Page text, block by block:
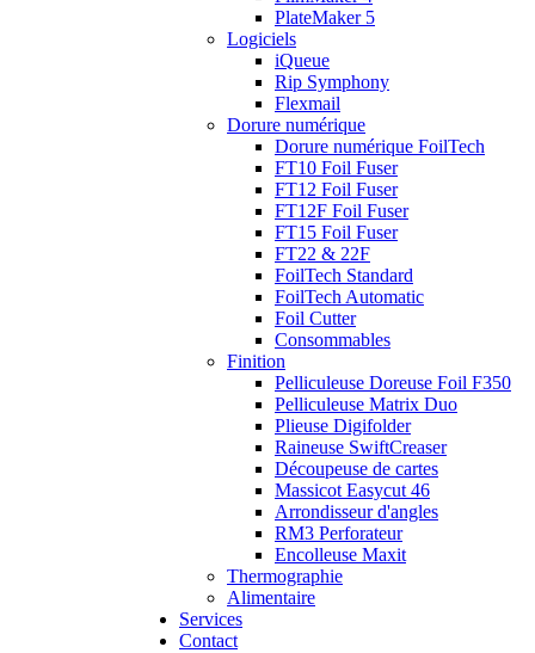
PlateMaker 5
Logiciels
iQueue
Rip Symphony
Flexmail
Dorure numérique
Dorure numérique FoilTech
FT10 Foil Fuser
FT12 Foil Fuser
FT12F Foil Fuser
FT15 Foil Fuser
FT22 & 22F
FoilTech Standard
FoilTech Automatic
Foil Cutter
Consommables
Finition
Pelliculeuse Doreuse Foil F350
Pelliculeuse Matrix Duo
Plieuse Digifolder
Raineuse SwiftCreaser
Découpeuse de cartes
Massicot Easycut 46
Arrondisseur d'angles
RM3 Perforateur
Encolleuse Maxit
Thermographie
Alimentaire
Services
Contact